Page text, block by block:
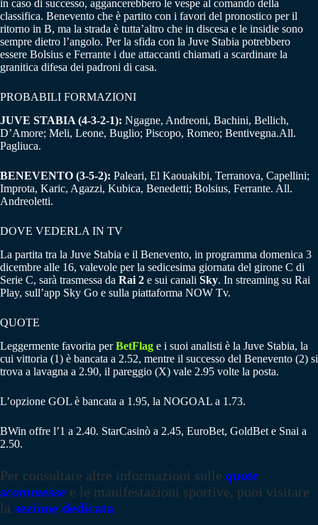
in caso di successo, aggancerebbero le vespe al comando della
classifica. Benevento che è partito con i favori del pronostico per il
ritorno in B, ma la strada è tutta’altro che in discesa e le insidie sono
sempre dietro l’angolo. Per la sfida con la Juve Stabia potrebbero
essere Bolsius e Ferrante i due attaccanti chiamati a scardinare la
granitica difesa dei padroni di casa.
PROBABILI FORMAZIONI
JUVE STABIA (4-3-2-1): Ngagne, Andreoni, Bachini, Bellich,
D’Amore; Meli, Leone, Buglio; Piscopo, Romeo; Bentivegna.All.
Pagliuca.
BENEVENTO (3-5-2): Paleari, El Kaouakibi, Terranova, Capellini;
Improta, Karic, Agazzi, Kubica, Benedetti; Bolsius, Ferrante. All.
Andreoletti.
DOVE VEDERLA IN TV
La partita tra la Juve Stabia e il Benevento, in programma domenica 3
dicembre alle 16, valevole per la sedicesima giornata del girone C di
Serie C, sarà trasmessa da Rai 2 e sui canali Sky. In streaming su Rai
Play, sull’app Sky Go e sulla piattaforma NOW Tv.
QUOTE
Leggermente favorita perBetFlag e i suoi analisti è la Juve Stabia, la
cui vittoria (1) è bancata a 2.52, mentre il successo del Benevento (2) si
trova a lavagna a 2.90, il pareggio (X) vale 2.95 volte la posta.
L’opzione GOL è bancata a 1.95, la NOGOAL a 1.73.
BWin offre l’1 a 2.40. StarCasinò a 2.45, EuroBet, GoldBet e Snai a
2.50.
Per consultare altre informazioni sulle quote
scommesse e le manifestazioni sportive, puoi visitare
la sezione dedicata